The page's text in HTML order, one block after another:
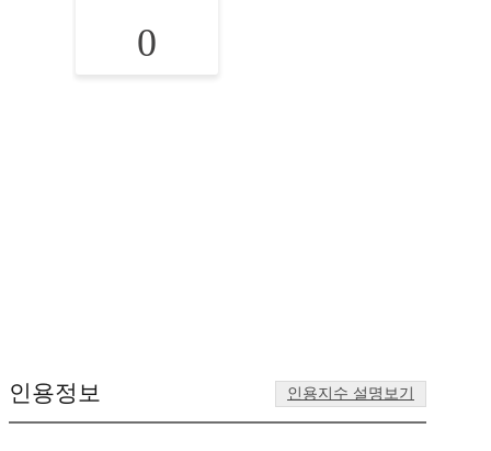
0
인용정보 인용지수 설명보기